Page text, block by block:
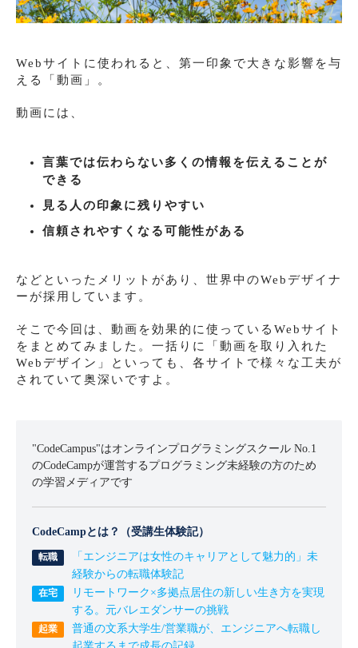
Webサイトに使われると、第一印象で大きな影響を与
える「動画」。
動画には、
言葉では伝わらない多くの情報を伝えることが
できる
見る人の印象に残りやすい
信頼されやすくなる可能性がある
などといったメリットがあり、世界中のWebデザイナ
ーが採用しています。
そこで今回は、動画を効果的に使っているWebサイト
をまとめてみました。一括りに「動画を取り入れた
Webデザイン」といっても、各サイトで様々な工夫が
されていて奥深いですよ。
"CodeCampus"はオンラインプログラミングスクール No.1
のCodeCampが運営するプログラミング未経験の方のため
の学習メディアです
CodeCampとは？（受講生体験記）
「エンジニアは女性のキャリアとして魅力的」未
経験からの転職体験記
リモートワーク×多拠点居住の新しい生き方を実現
する。元バレエダンサーの挑戦
普通の文系大学生/営業職が、エンジニアへ転職し